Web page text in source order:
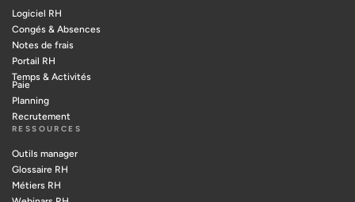
Logiciel RH
Congés & Absences
Notes de frais
Portail RH
Temps & Activités
Paie
Planning
Recrutement
RESSOURCES
Outils manager
Glossaire RH
Métiers RH